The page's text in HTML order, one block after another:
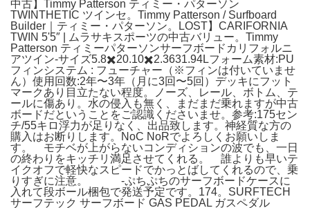
中古】Timmy Patterson ティミー・パターソン
TWINTHETIC ツインセ。Timmy Patterson / Surfboard
Builder｜ティミー・パターソン。LOST】CARIFORNIA
TWIN 5'5″ | ムラサキスポーツの中古バリュー。Timmy
Patterson ティミーパターソンサーフボードカリフォルニ
アツイン-サイズ5.8✖️20.10✖️2.3631.94Lフォーム素材:PU
フィンシステム : フューチャー（※フィンは付いていませ
ん）使用回数:2年〜3年（月に3回〜5回）デッキにフット
マークあり目立たない程度。ノーズ、レール、ボトム、テ
ールに傷あり。水の侵入も無く、まだまだ乗れますが中古
ボードだということをご認識くださいませ。参考:175セン
チ/55キロ浮力が足りなく、出品致します。神経質な方の
購入はお断りします。NoC NoRでよろしくお願いしま
す。 モチベが上がらないコンディションの波でも、一日
の終わりをキッチリ満足させてくれる。 誰よりも早いテ
イクオフで軽快なスピードでかっとばしてくれるので、乗
りすぎに注意。 -ぷちぷちのサーフボードケースに
入れて段ボール梱包で発送予定です。174。SURFTECH
サーフテック サーフボード GAS PEDAL ガスペダル